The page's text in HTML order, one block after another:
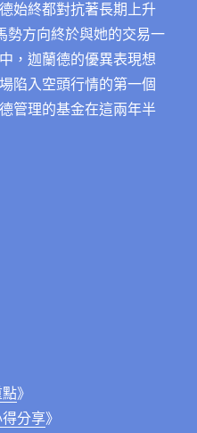
始終都對抗著長期上升
勢方向終於與她的交易一
，迦蘭德的優異表現想
陷入空頭行情的第一個
管理的基金在這兩年半
點》
分享》